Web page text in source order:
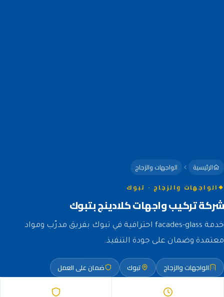
الرئيسية الواجهات والزجاج
الواجهات والزجاج · تبوك
شركة تركيب واجهات كلادينج بتبوك
خدمة facades-glass احترافية في تبوك بفريق مدرّب ومواد
معتمدة وضمان على جودة التنفيذ.
الواجهات والزجاج تبوك ضمان على العمل